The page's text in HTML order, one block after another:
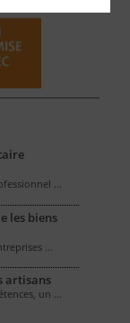
…
les biens
…
artisans
un …